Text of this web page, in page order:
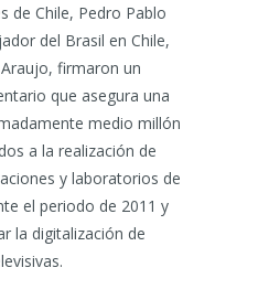
de Chile, Pedro Pablo
del Brasil en Chile,
firmaron un
que asegura una
medio millón
a la realización de
y laboratorios de
el periodo de 2011 y
la digitalización de